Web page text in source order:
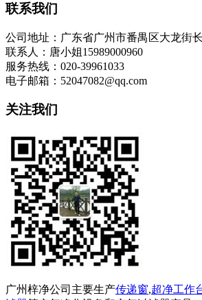
联系我们
公司地址：广东省广州市番禺区大龙街
联系人：唐小姐15989000960
服务热线：020-39961033
电子邮箱：52047082@qq.com
关注我们
广州梓净公司主要生产传递窗,超净工作